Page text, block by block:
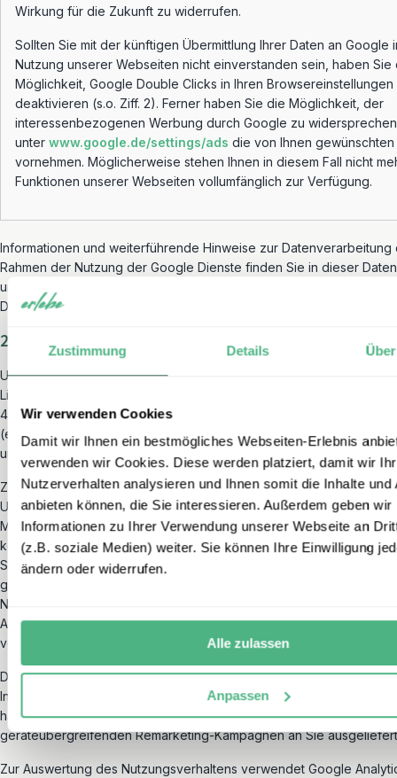
Zustimmung Details
Wir verwenden Cookies
Damit wir Ihnen ein bestmögliches Webseiten-Erlebnis
verwenden wir Cookies. Diese werden platziert, damit wir Ihr
Nutzerverhalten analysieren und Ihnen somit die Inhalte und
anbieten können, die Sie interessieren. Außerdem geben wir
Informationen zu Ihrer Verwendung unserer Webseite an
(z.B. soziale Medien) weiter. Sie können Ihre Einwilligung
ändern oder widerrufen.
Alle zulassen
Anpassen
Wirkung für die Zukunft zu widerrufen.
Sollten Sie mit der künftigen Übermittlung Ihrer Daten an Google
Nutzung unserer Webseiten nicht einverstanden sein, haben Sie
Möglichkeit, Google Double Clicks in Ihren Browsereinstellungen
deaktivieren (s.o. Ziff. 2). Ferner haben Sie die Möglichkeit, der
interessenbezogenen Werbung durch Google zu
unter www.google.de/settings/ads die von Ihnen gewünschten
vornehmen. Möglicherweise stehen Ihnen in diesem Fall nicht
Funktionen unserer Webseiten vollumfänglich zur Verfügung.
Informationen und weiterführende Hinweise zur Datenverarbeitung
Rahmen der Nutzung der Google Dienste finden Sie in dieser
unter dem Abschnitt 2.1. […] „Allgemeine Informationen zur
Diensten“.
2.4.3 Google Analytics (4.0)
Unsere Webseite/n benutzen Google Analytics 4.0 des Anbieters
Limited, Gordon House, Barrow Street, Dublin 4, Irland („Google“).
4.0 verwendet Cookies, die eine Auswertung Ihrer Nutzung
(einschließlich Ihrer IP-Adresse) ermöglichen. Dies dient dazu, Ihr
und den Erfolg unserer Werbekampagnen zu analysieren.
Zusätzlich verwenden wir eine pseudonyme
User-ID). Die User-ID beinhaltet keine personenbezogenen Daten
Mailadresse etc.) von Ihnen. Anhand dieser Funktion von Google
können wir einer oder mehreren Sitzungen (und den Aktivitäten
Sitzungen) eine eindeutige, dauerhafte ID zuweisen und
geräteübergreifend analysieren. Die Analyseinformationen
Nutzungsverhalten (bspw. Nutzungsvorgänge (Zeitpunkt, Dauer
Abrufen), verwendete Suchbegriffe, Quellen, die auf unser
verweisen, technische Aspekte Ihrer Endgeräte und Browser.
Daneben nutzen wir Google Signals, wodurch in Google Analytics
Informationen zu Ihnen erfasst werden, wenn Sie personalisierte
haben (Interessen und demographische Daten). Anzeigen können
geräteübergreifenden Remarketing-Kampagnen an Sie
Zur Auswertung des Nutzungsverhaltens verwendet Google